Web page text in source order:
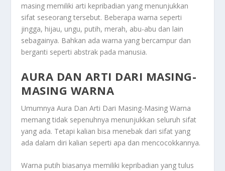
masing memiliki arti kepribadian yang menunjukkan
sifat seseorang tersebut. Beberapa warna seperti
jingga, hijau, ungu, putih, merah, abu-abu dan lain
sebagainya. Bahkan ada warna yang bercampur dan
berganti seperti abstrak pada manusia.
AURA DAN ARTI DARI MASING-
MASING WARNA
UmumnyaAura Dan Arti Dari Masing-Masing Warna
memang tidak sepenuhnya menunjukkan seluruh sifat
yang ada. Tetapi kalian bisa menebak dari sifat yang
ada dalam diri kalian seperti apa dan mencocokkannya.
Warna putih biasanya memiliki kepribadian yang tulus